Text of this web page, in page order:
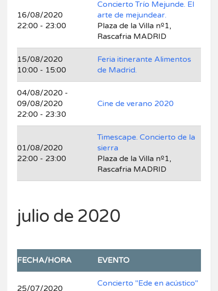
16/08/2020
22:00 - 23:00
Concierto Trío Mejunde. El
arte de mejundear.
Plaza de la Villa nº1,
Rascafria MADRID
15/08/2020
10:00 - 15:00
Feria itinerante Alimentos
de Madrid.
04/08/2020 -
09/08/2020
22:00 - 23:30
Cine de verano 2020
01/08/2020
22:00 - 23:00
Timescape. Concierto de la
sierra
Plaza de la Villa nº1,
Rascafria MADRID
julio de 2020
FECHA/HORA EVENTO
25/07/2020
Concierto "Ede en acústico"